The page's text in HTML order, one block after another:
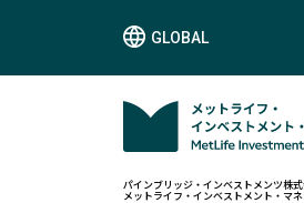
GLOBAL
パインブリッジ・インベストメンツ株
メットライフ・インベストメント・マネ